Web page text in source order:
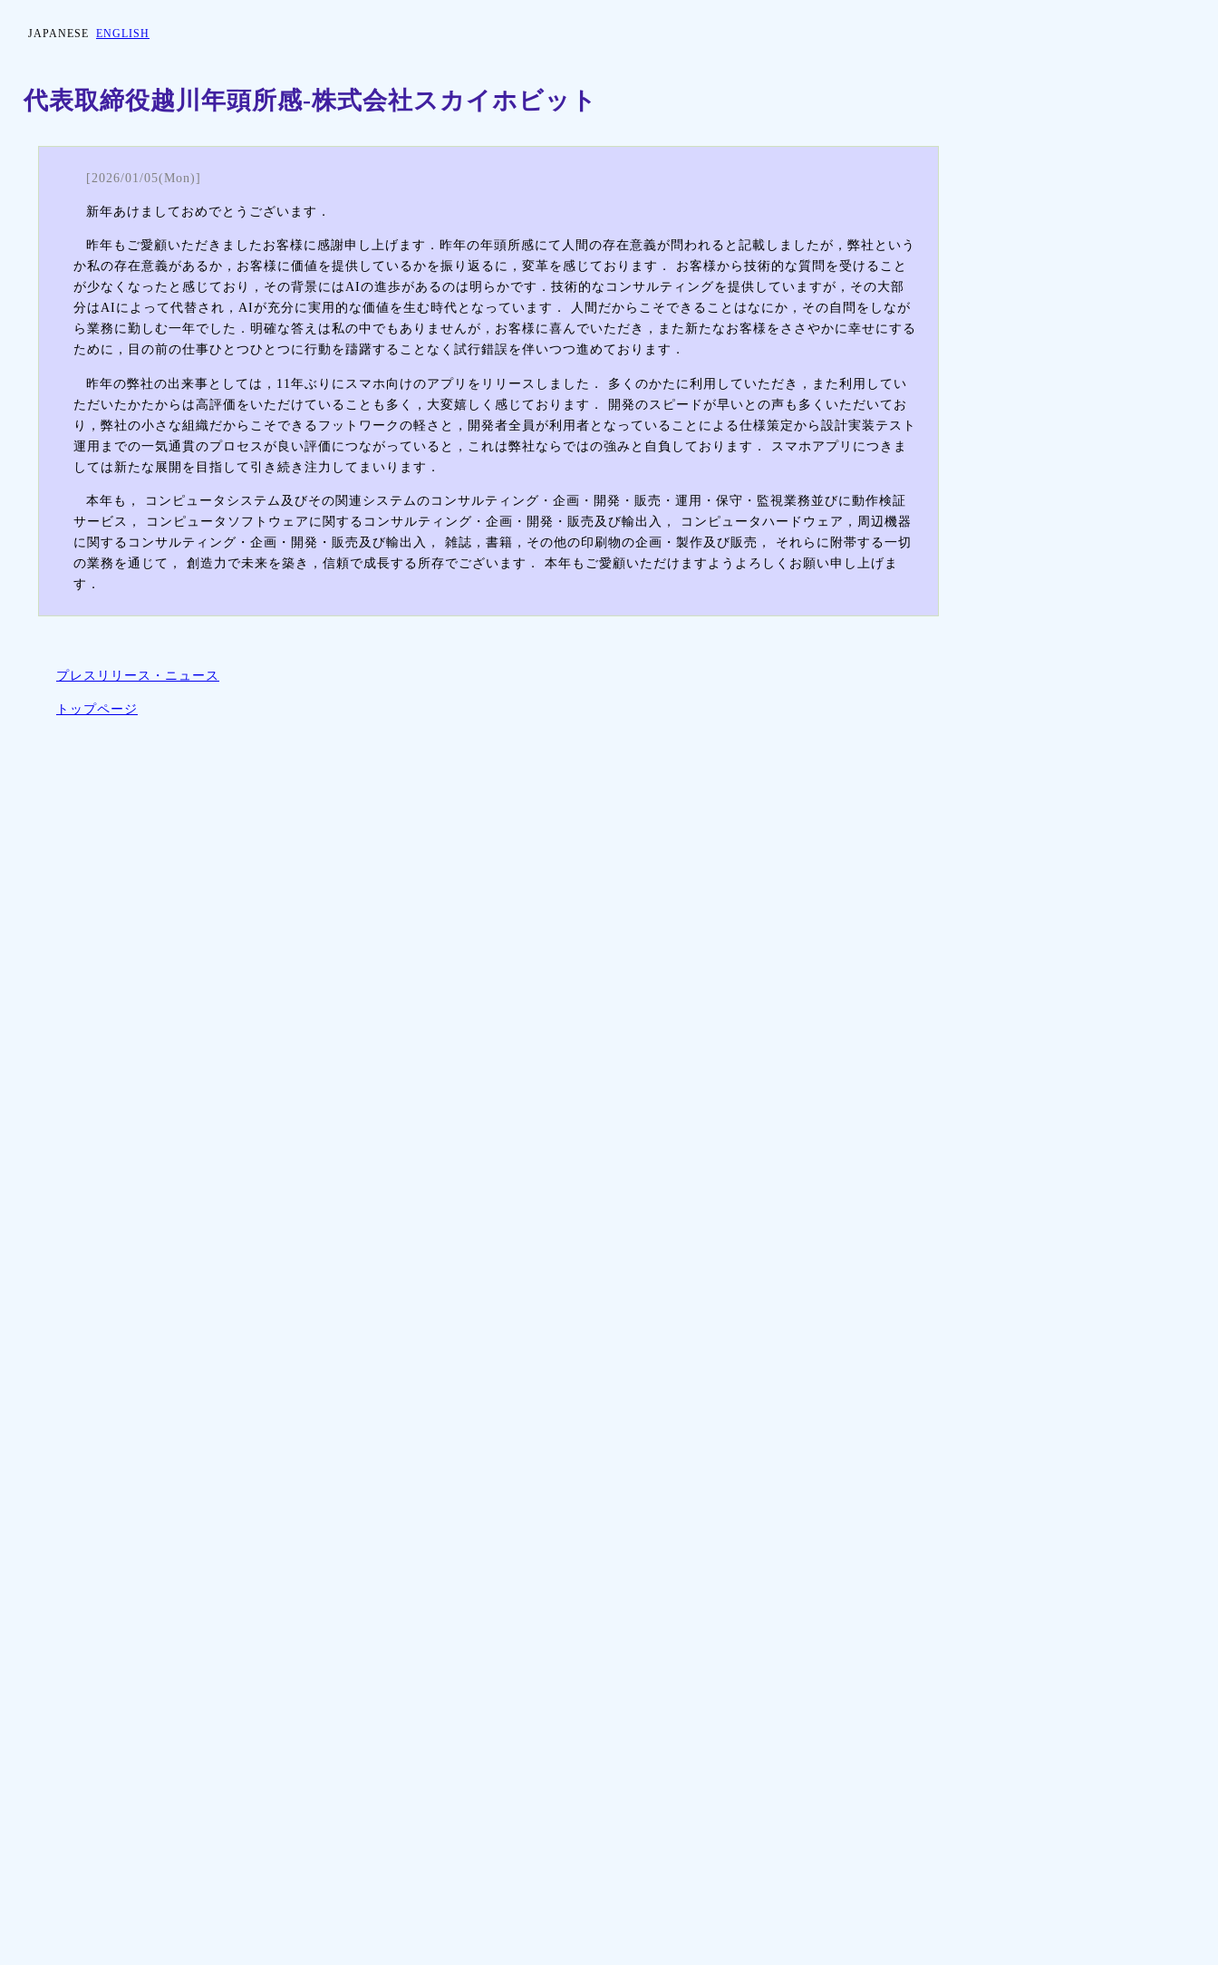
JAPANESE ENGLISH
代表取締役越川年頭所感-株式会社スカイホビット
[2026/01/05(Mon)]
新年あけましておめでとうございます．
昨年もご愛顧いただきましたお客様に感謝申し上げます．昨年の年頭所感にて人間の存在意義が問われると記載しましたが，弊社という
か私の存在意義があるか，お客様に価値を提供しているかを振り返るに，変革を感じております． お客様から技術的な質問を受けること
が少なくなったと感じており，その背景にはAIの進歩があるのは明らかです．技術的なコンサルティングを提供していますが，その大部
分はAIによって代替され，AIが充分に実用的な価値を生む時代となっています． 人間だからこそできることはなにか，その自問をしなが
ら業務に勤しむ一年でした．明確な答えは私の中でもありませんが，お客様に喜んでいただき，また新たなお客様をささやかに幸せにする
ために，目の前の仕事ひとつひとつに行動を躊躇することなく試行錯誤を伴いつつ進めております．
昨年の弊社の出来事としては，11年ぶりにスマホ向けのアプリをリリースしました． 多くのかたに利用していただき，また利用してい
ただいたかたからは高評価をいただけていることも多く，大変嬉しく感じております． 開発のスピードが早いとの声も多くいただいてお
り，弊社の小さな組織だからこそできるフットワークの軽さと，開発者全員が利用者となっていることによる仕様策定から設計実装テスト
運用までの一気通貫のプロセスが良い評価につながっていると，これは弊社ならではの強みと自負しております． スマホアプリにつきま
しては新たな展開を目指して引き続き注力してまいります．
本年も， コンピュータシステム及びその関連システムのコンサルティング・企画・開発・販売・運用・保守・監視業務並びに動作検証
サービス， コンピュータソフトウェアに関するコンサルティング・企画・開発・販売及び輸出入， コンピュータハードウェア，周辺機器
に関するコンサルティング・企画・開発・販売及び輸出入， 雑誌，書籍，その他の印刷物の企画・製作及び販売， それらに附帯する一切
の業務を通じて， 創造力で未来を築き，信頼で成長する所存でございます． 本年もご愛顧いただけますようよろしくお願い申し上げま
す．
プレスリリース・ニュース
トップページ